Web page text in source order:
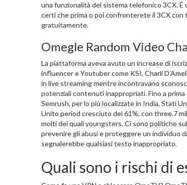
una funzionalità del sistema telefonico 3CX.
certi che prima o poi confronterete il 3CX con
gratuitamente.
Omegle Random Video
La piattaforma aveva avuto un increase di
influencer e Youtuber come KSI, Charli
in live streaming mentre incontravano
potenziali contenuti inappropriati. Fino a
Semrush, per lo più localizzate in India, Stati
Unito period cresciuto del 61%, con three.7
molti dei quali youngsters. Ci sono politiche
prevenire gli abusi e proteggere un individuo
segnalerebbe qualsiasi testo inappropriato.
Quali sono i rischi di